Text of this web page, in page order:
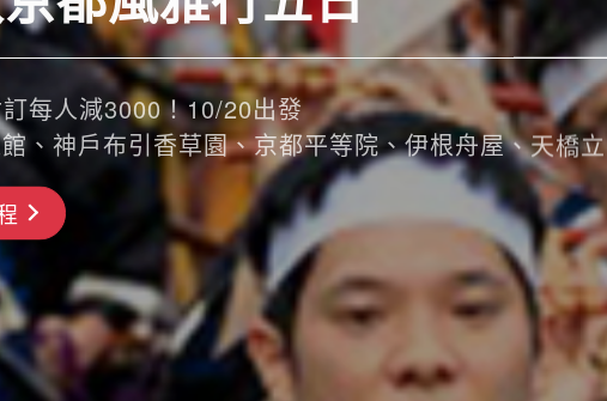
每人減3000！10/20出發
、神戶布引香草園、京都平等院、伊根舟屋、天橋立